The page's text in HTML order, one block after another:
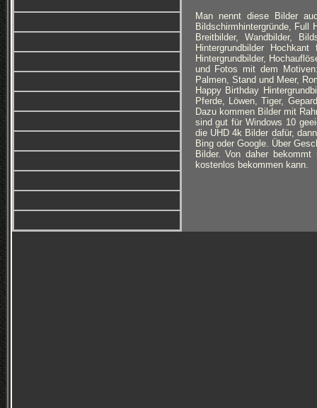
Man nennt diese Bilder
Bildschirmhintergründe, Full
Breitbilder, Wandbilder,
Hintergrundbilder
Hintergrundbilder,
und Fotos mit dem
Palmen, Stand und Meer,
Happy Birthday
Pferde, Löwen, Tiger,
Dazu kommen Bilder mit
sind gut für Windows 10
die UHD 4k Bilder dafür,
Bing oder Google. Über
Bilder. Von daher
kostenlos bekommen kann.